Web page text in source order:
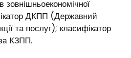
зовнішньоекономічної
ДКПП (Державний
та послуг); класифікатор
КЗПП.